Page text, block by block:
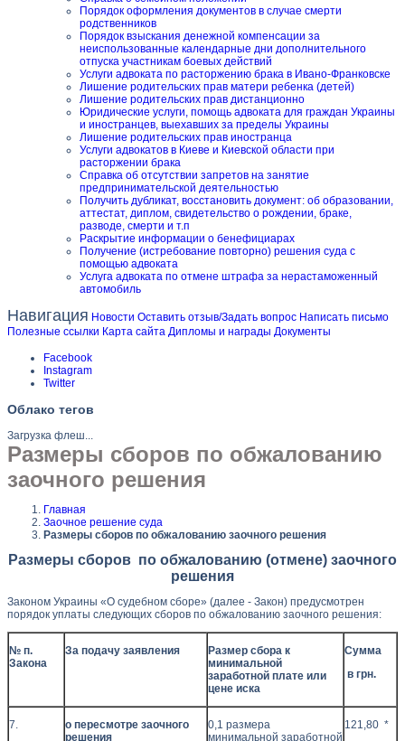
Порядок оформления документов в случае смерти
родственников
Порядок взыскания денежной компенсации за
неиспользованные календарные дни дополнительного
отпуска участникам боевых действий
Услуги адвоката по расторжению брака в Ивано-Франковске
Лишение родительских прав матери ребенка (детей)
Лишение родительских прав дистанционно
Юридические услуги, помощь адвоката для граждан Украины
и иностранцев, выехавших за пределы Украины
Лишение родительских прав иностранца
Услуги адвокатов в Киеве и Киевской области при
расторжении брака
Справка об отсутствии запретов на занятие
предпринимательской деятельностью
Получить дубликат, восстановить документ: об образовании,
аттестат, диплом, свидетельство о рождении, браке,
разводе, смерти и т.п
Раскрытие информации о бенефициарах
Получение (истребование повторно) решения суда с
помощью адвоката
Услуга адвоката по отмене штрафа за нерастаможенный
автомобиль
Навигация Новости Оставить отзыв/Задать вопрос Написать письмо
Полезные ссылки Карта сайта Дипломы и награды Документы
Facebook
Instagram
Twitter
Облако тегов
Загрузка флеш...
Размеры сборов по обжалованию
заочного решения
Главная
Заочное решение суда
Размеры сборов по обжалованию заочного решения
Размеры сборов по обжалованию (отмене) заочного
решения
Законом Украины «O судебном сборе» (далее - Закон) предусмотрен
порядок уплаты следующих сборов по обжалованию заочного решения:
№ п.
Закона
За подачу заявления
Размер сбора к
минимальной
заработной плате или
цене иска
Сумма
в грн.
7.
о пересмотре заочного
решения
0,1 размера
минимальной заработной
121,80 *